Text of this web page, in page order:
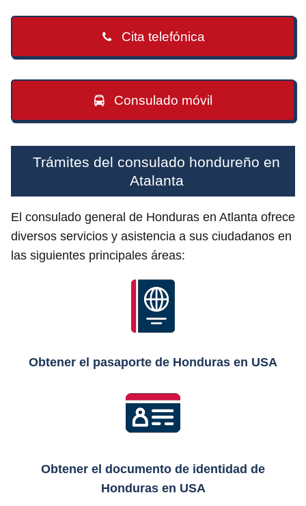
Cita telefónica
Consulado móvil
Trámites del consulado hondureño en
Atalanta
El consulado general de Honduras en Atlanta ofrece
diversos servicios y asistencia a sus ciudadanos en
las siguientes principales áreas:
Obtener el pasaporte de Honduras en USA
Obtener el documento de identidad de
Honduras en USA